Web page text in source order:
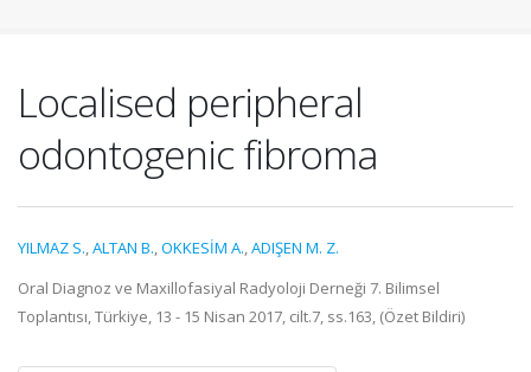
Localised peripheral
odontogenic fibroma
YILMAZ S.,ALTAN B.,OKKESİM A.,ADIŞEN M. Z.
Oral Diagnoz ve Maxillofasiyal Radyoloji Derneği 7. Bilimsel
Toplantısı, Türkiye, 13 - 15 Nisan 2017, cilt.7, ss.163, (Özet Bildiri)